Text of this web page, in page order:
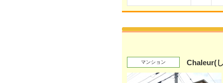
マンション Chaleur(